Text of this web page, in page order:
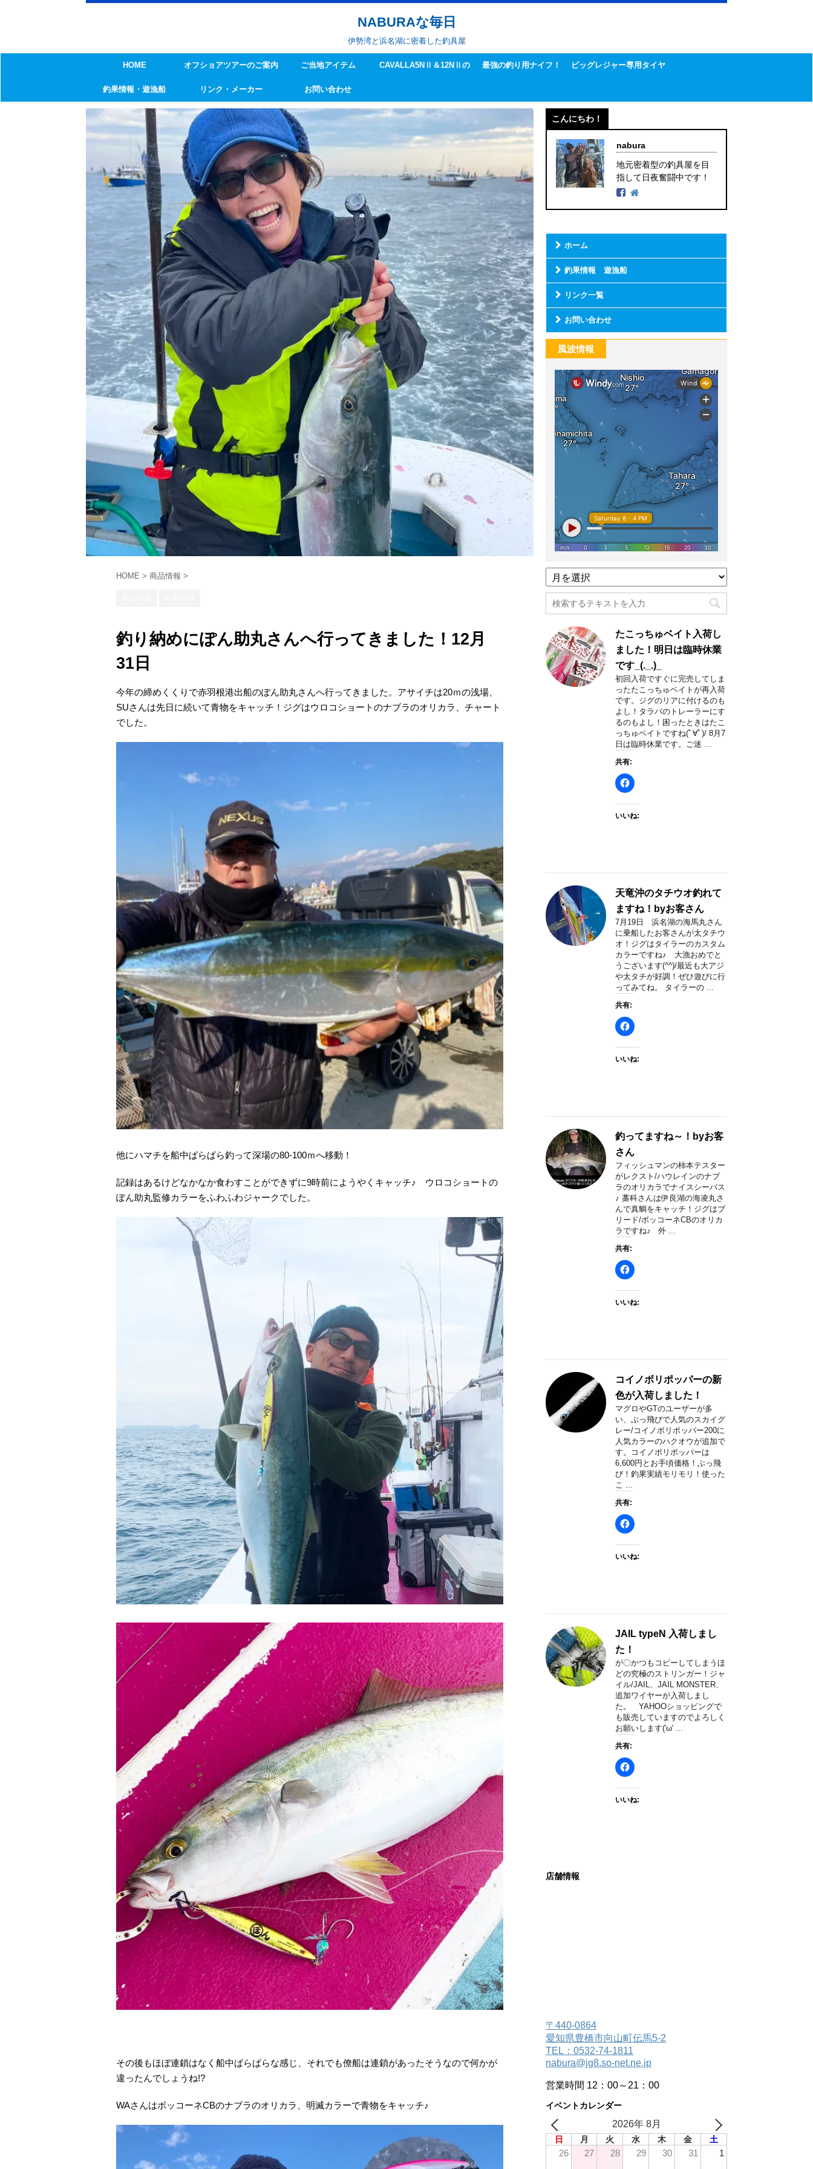
NABURAな毎日
伊勢湾と浜名湖に密着した釣具屋
HOME オフショアツアーのご案内 ご当地アイテム CAVALLA5NⅡ＆12NⅡの 最強の釣り用ナイフ！ ビッグレジャー専用タイヤ
釣果情報・遊漁船 リンク・メーカー お問い合わせ
HOME > 商品情報 >
釣り納めにぽん助丸さんへ行ってきました！12月
31日
今年の締めくくりで赤羽根港出船のぽん助丸さんへ行ってきました。アサイチは20ｍの浅場、
SUさんは先日に続いて青物をキャッチ！ジグはウロコショートのナブラのオリカラ、チャート
でした。
他にハマチを船中ぱらぱら釣って深場の80-100ｍへ移動！
記録はあるけどなかなか食わすことができずに9時前にようやくキャッチ♪ ウロコショートの
ぽん助丸監修カラーをふわふわジャークでした。
その後もほぼ連鎖はなく船中ぱらぱらな感じ、それでも僚船は連鎖があったそうなので何かが
違ったんでしょうね!?
WAさんはボッコーネCBのナブラのオリカラ、明滅カラーで青物をキャッチ♪
こんにちわ！
nabura
地元密着型の釣具屋を目
指して日夜奮闘中です！
ホーム
釣果情報 遊漁船
リンク一覧
お問い合わせ
風波情報
過
去
記
事
別
一
覧
たこっちゅベイト入荷し
ました！明日は臨時休業
です_(._.)_
初回入荷ですぐに完売してしま
ったたこっちゅベイトが再入荷
です。ジグのリアに付けるのも
よし！タラバのトレーラーにす
るのもよし！困ったときはたこ
っちゅベイトですね(ﾟ∀ﾟ)/ 8月7
日は臨時休業です。ご迷 ...
共有:
いいね:
天竜沖のタチウオ釣れて
ますね！byお客さん
7月19日 浜名湖の海馬丸さん
に乗船したお客さんが太タチウ
オ！ジグはタイラーのカスタム
カラーですね♪ 大漁おめでと
うございます(^^)/最近も大アジ
や太タチが好調！ぜひ遊びに行
ってみてね。 タイラーの ...
共有:
いいね:
釣ってますね～！byお客
さん
フィッシュマンの柿本テスター
がレクスト/ハウレインのナブ
ラのオリカラでナイスシーバス
♪ 藁科さんは伊良湖の海凌丸さ
んで真鯛をキャッチ！ジグはブ
リード/ボッコーネCBのオリカ
ラですね♪ 外 ...
共有:
いいね:
コイノボリポッパーの新
色が入荷しました！
マグロやGTのユーザーが多
い、ぶっ飛びで人気のスカイグ
レー/コイノボリポッパー200に
人気カラーのハクオウが追加で
す。コイノボリポッパーは
6,600円とお手頃価格！ぶっ飛
び！釣果実績モリモリ！使った
こ ...
共有:
いいね:
JAIL typeN 入荷しまし
た！
が〇かつもコピーしてしまうほ
どの究極のストリンガー！ジャ
イル/JAIL、JAIL MONSTER、
追加ワイヤーが入荷しまし
た。 YAHOOショッピングで
も販売していますのでよろしく
お願いします('ω' ...
共有:
いいね:
店舗情報
〒440-0864
愛知県豊橋市向山町伝馬5-2
TEL：0532-74-1811
nabura@jg8.so-net.ne.jp
営業時間 12：00～21：00
イベントカレンダー
2026年 8月
日 月 火 水 木 金 土
26 27 28 29 30 31 1